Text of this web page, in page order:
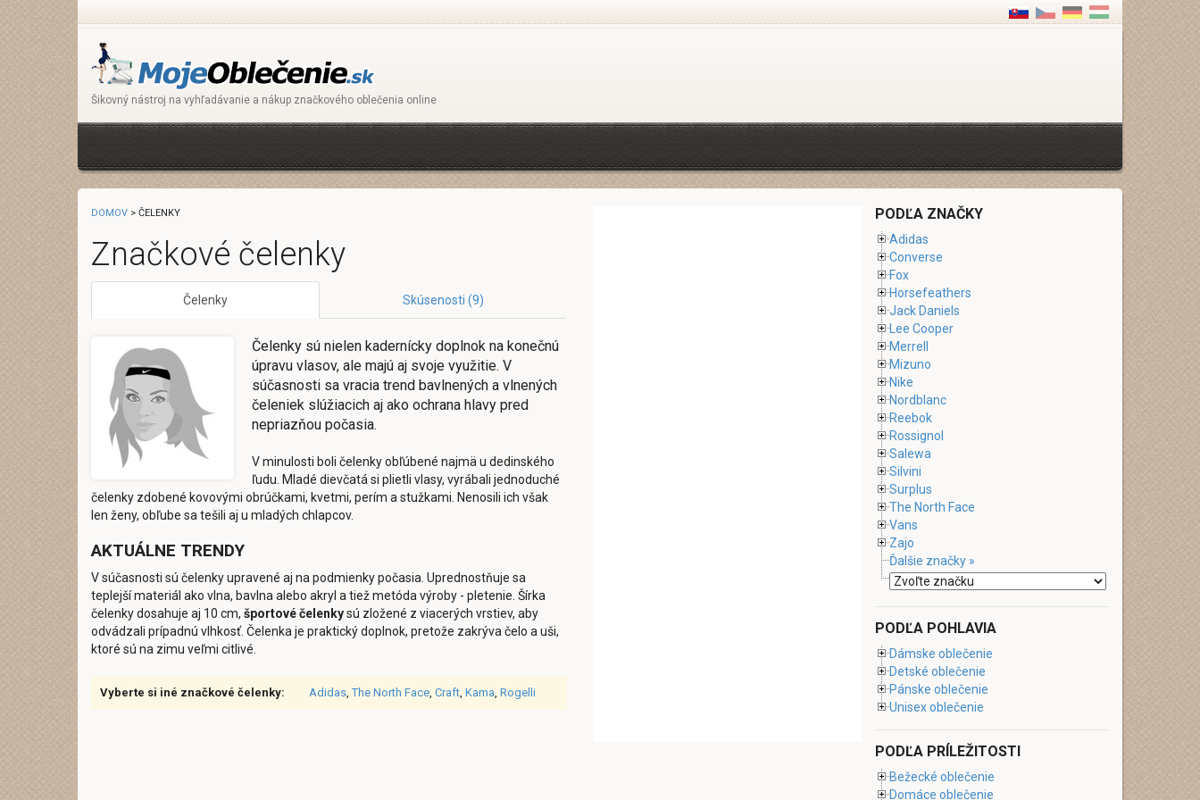
Šikovný nástroj na vyhľadávanie a nákup značkového oblečenia online
DOMOV > ČELENKY
Značkové čelenky
Čelenky Skúsenosti (9)
Čelenky sú nielen kadernícky doplnok na konečnú
úpravu vlasov, ale majú aj svoje využitie. V
súčasnosti sa vracia trend bavlnených a vlnených
čeleniek slúžiacich aj ako ochrana hlavy pred
nepriazňou počasia.
V minulosti boli čelenky obľúbené najmä u dedinského
ľudu. Mladé dievčatá si plietli vlasy, vyrábali jednoduché
čelenky zdobené kovovými obrúčkami, kvetmi, perím a stužkami. Nenosili ich však
len ženy, obľube sa tešili aj u mladých chlapcov.
AKTUÁLNE TRENDY
V súčasnosti sú čelenky upravené aj na podmienky počasia. Uprednostňuje sa
teplejší materiál ako vlna, bavlna alebo akryl a tiež metóda výroby - pletenie. Šírka
čelenky dosahuje aj 10 cm, športové čelenkysú zložené z viacerých vrstiev, aby
odvádzali prípadnú vlhkosť. Čelenka je praktický doplnok, pretože zakrýva čelo a uši,
ktoré sú na zimu veľmi citlivé.
Vyberte si iné značkové čelenky: Adidas,The North Face, Craft, Kama, Rogelli
PODĽA ZNAČKY
Adidas
Converse
Fox
Horsefeathers
Jack Daniels
Lee Cooper
Merrell
Mizuno
Nike
Nordblanc
Reebok
Rossignol
Salewa
Silvini
Surplus
The North Face
Vans
Zajo
Ďalšie značky »
PODĽA POHLAVIA
Dámske oblečenie
Detské oblečenie
Pánske oblečenie
Unisex oblečenie
PODĽA PRÍLEŽITOSTI
Bežecké oblečenie
Domáce oblečenie